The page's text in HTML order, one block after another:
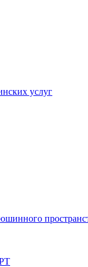
услуг